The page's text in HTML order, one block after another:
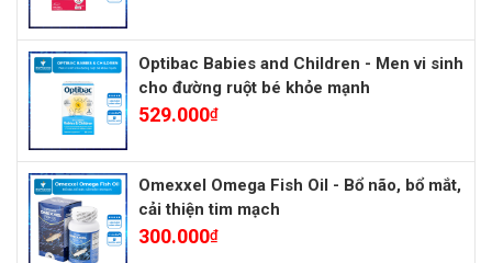
Optibac Babies and Children - Men vi sinh
cho đường ruột bé khỏe mạnh
529.000₫
Omexxel Omega Fish Oil - Bổ não, bổ mắt,
cải thiện tim mạch
300.000₫